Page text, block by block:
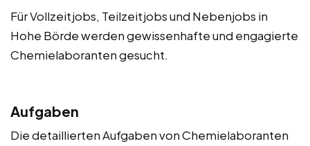
Für Vollzeitjobs, Teilzeitjobs und Nebenjobs in
Hohe Börde werden gewissenhafte und engagierte
Chemielaboranten gesucht.
Aufgaben
Die detaillierten Aufgaben von Chemielaboranten